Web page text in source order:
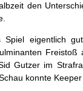
den
Spiel eigentlich
Freistoß
Gutzer im
konnte